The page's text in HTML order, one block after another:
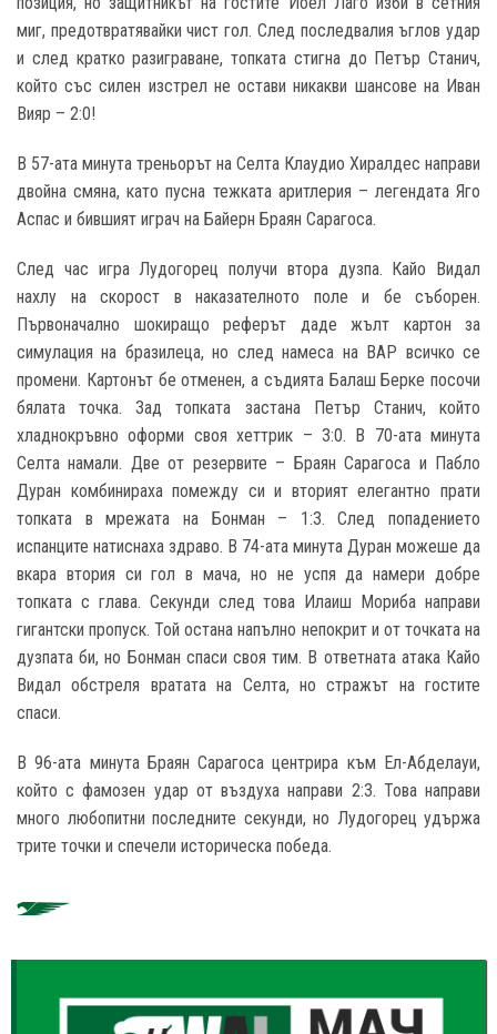
миг, предотвратявайки чист гол. След последвалия ъглов удар
и след кратко разиграване, топката стигна до Петър Станич,
който със силен изстрел не остави никакви шансове на Иван
Вияр – 2:0!
В 57-ата минута треньорът на Селта Клаудио Хиралдес направи
двойна смяна, като пусна тежката аритлерия – легендата Яго
Аспас и бившият играч на Байерн Браян Сарагоса.
След час игра Лудогорец получи втора дузпа. Кайо Видал
нахлу на скорост в наказателното поле и бе съборен.
Първоначално шокиращо реферът даде жълт картон за
симулация на бразилеца, но след намеса на ВАР всичко се
промени. Картонът бе отменен, а съдията Балаш Берке посочи
бялата точка. Зад топката застана Петър Станич, който
хладнокръвно оформи своя хеттрик – 3:0. В 70-ата минута
Селта намали. Две от резервите – Браян Сарагоса и Пабло
Дуран комбинираха помежду си и вторият елегантно прати
топката в мрежата на Бонман – 1:3. След попадението
испанците натиснаха здраво. В 74-ата минута Дуран можеше да
вкара втория си гол в мача, но не успя да намери добре
топката с глава. Секунди след това Илаиш Мориба направи
гигантски пропуск. Той остана напълно непокрит и от точката на
дузпата би, но Бонман спаси своя тим. В ответната атака Кайо
Видал обстреля вратата на Селта, но стражът на гостите
спаси.
В 96-ата минута Браян Сарагоса центрира към Ел-Абделауи,
който с фамозен удар от въздуха направи 2:3. Това направи
много любопитни последните секунди, но Лудогорец удържа
трите точки и спечели историческа победа.